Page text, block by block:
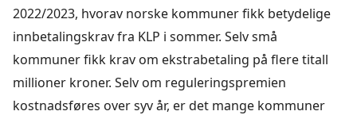
2022/2023, hvorav norske kommuner fikk betydelige
innbetalingskrav fra KLP i sommer. Selv små
kommuner fikk krav om ekstrabetaling på flere titall
millioner kroner. Selv om reguleringspremien
kostnadsføres over syv år, er det mange kommuner